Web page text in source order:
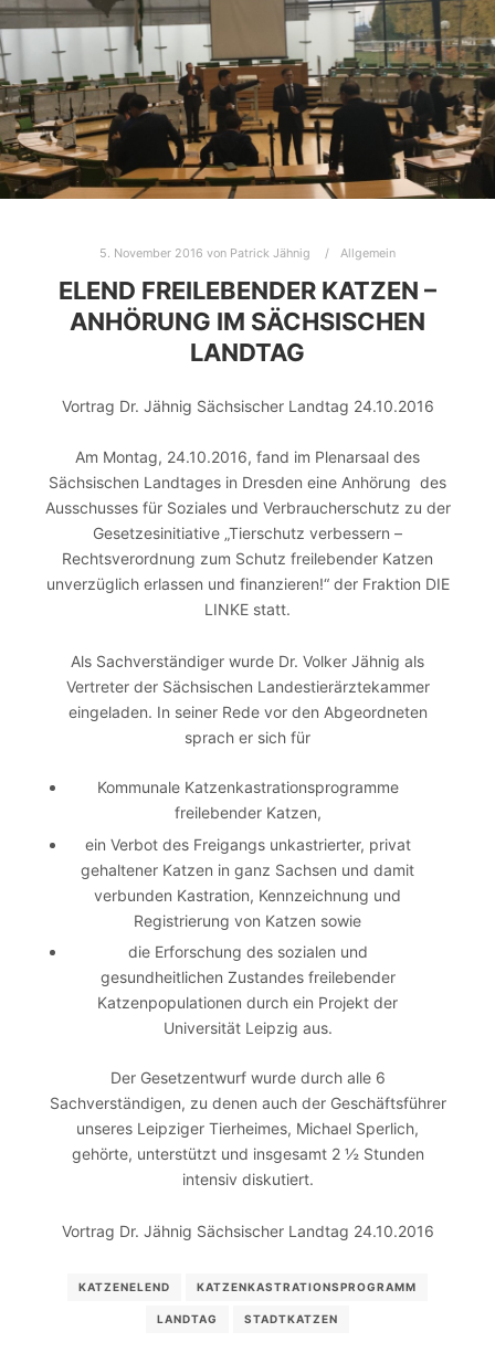
5. November 2016 von Patrick Jähnig Allgemein
ELEND FREILEBENDER KATZEN –
ANHÖRUNG IM SÄCHSISCHEN
LANDTAG
Vortrag Dr. Jähnig Sächsischer Landtag 24.10.2016
Am Montag, 24.10.2016, fand im Plenarsaal des
Sächsischen Landtages in Dresden eine Anhörung des
Ausschusses für Soziales und Verbraucherschutz zu der
Gesetzesinitiative „Tierschutz verbessern –
Rechtsverordnung zum Schutz freilebender Katzen
unverzüglich erlassen und finanzieren!“ der Fraktion DIE
LINKE statt.
Als Sachverständiger wurde Dr. Volker Jähnig als
Vertreter der Sächsischen Landestierärztekammer
eingeladen. In seiner Rede vor den Abgeordneten
sprach er sich für
Kommunale Katzenkastrationsprogramme
freilebender Katzen,
ein Verbot des Freigangs unkastrierter, privat
gehaltener Katzen in ganz Sachsen und damit
verbunden Kastration, Kennzeichnung und
Registrierung von Katzen sowie
die Erforschung des sozialen und
gesundheitlichen Zustandes freilebender
Katzenpopulationen durch ein Projekt der
Universität Leipzig aus.
Der Gesetzentwurf wurde durch alle 6
Sachverständigen, zu denen auch der Geschäftsführer
unseres Leipziger Tierheimes, Michael Sperlich,
gehörte, unterstützt und insgesamt 2 ½ Stunden
intensiv diskutiert.
Vortrag Dr. Jähnig Sächsischer Landtag 24.10.2016
KATZENELEND KATZENKASTRATIONSPROGRAMM
LANDTAG STADTKATZEN